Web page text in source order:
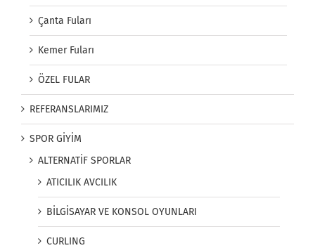
Çanta Fuları
Kemer Fuları
ÖZEL FULAR
REFERANSLARIMIZ
SPOR GİYİM
ALTERNATİF SPORLAR
ATICILIK AVCILIK
BİLGİSAYAR VE KONSOL OYUNLARI
CURLING